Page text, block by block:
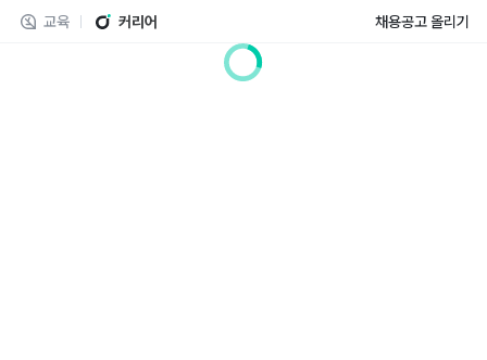
교육 커리어 채용공고 올리기